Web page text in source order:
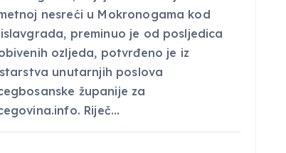
nesreći u Mokronogama kod
preminuo je od posljedica
ozljeda, potvrđeno je iz
unutarnjih poslova
županije za
Riječ…